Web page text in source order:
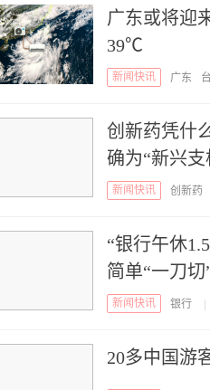
广东或将迎
39℃
新闻快讯 广东
创新药凭什
确为“新兴支
新闻快讯 创新药
“银行午休
简单“一刀切
新闻快讯 银行
20多中国游